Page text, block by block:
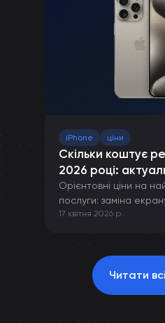
iPhone ціни
Скільки коштує
2026 році:
Орієнтовні ціни на
послуги: заміна
камери та інших
17 квітня 2026 р.
Читати